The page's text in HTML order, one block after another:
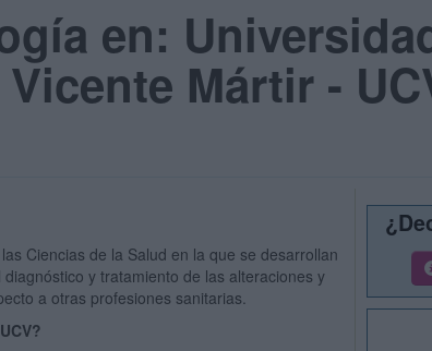
en:
Mártir -
Ciencias de la Salud en la que se desarrollan
y tratamiento de las alteraciones y
a otras profesiones sanitarias.